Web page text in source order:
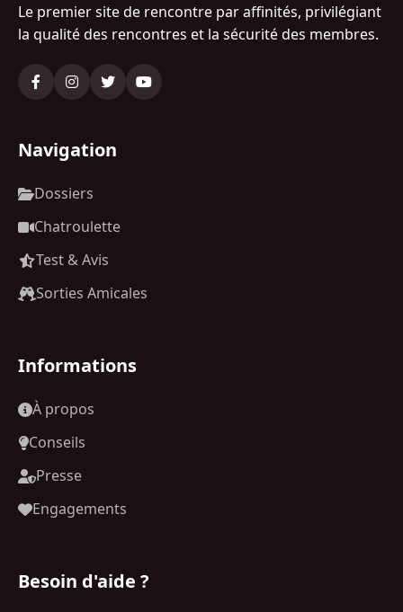
Le premier site de rencontre par affinités, privilégiant
la qualité des rencontres et la sécurité des membres.
Navigation
Dossiers
Chatroulette
Test & Avis
Sorties Amicales
Informations
À propos
Conseils
Presse
Engagements
Besoin d'aide ?